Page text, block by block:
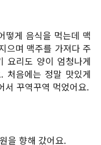
떻게 음식을 먹는데 맥
으며 맥주를 가져다 주
요리도 양이 엄청나게
처음에는 정말 맛있게
서 꾸역꾸역 먹었어요.
을 향해 갔어요.